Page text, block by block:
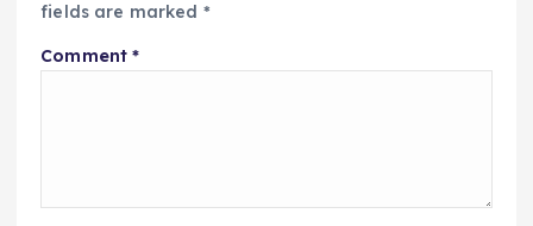
fields are marked *
Comment*